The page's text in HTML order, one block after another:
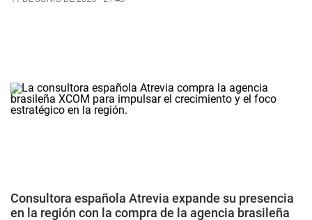
Consultora española Atrevia expande su presencia
en la región con la compra de la agencia brasileña